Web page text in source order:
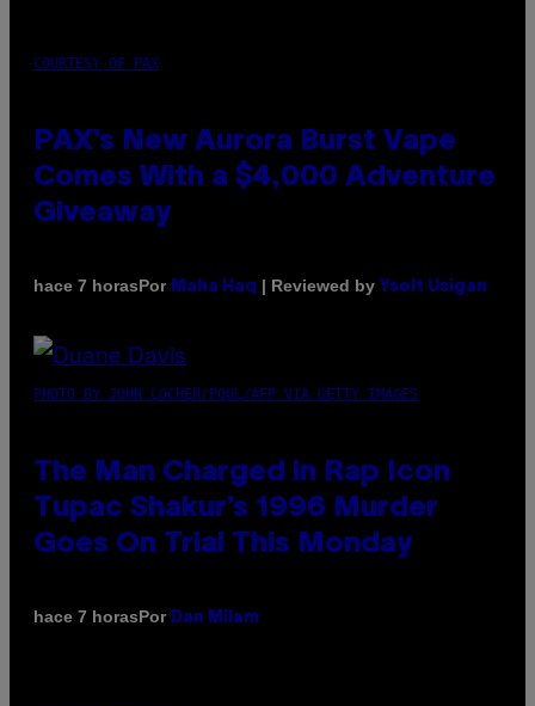
COURTESY OF PAX
PAX’s New Aurora Burst Vape
Comes With a $4,000 Adventure
Giveaway
hace 7 horasPor Maha Haq | Reviewed by Ysolt Usigan
PHOTO BY JOHN LOCHER/POOL/AFP VIA GETTY IMAGES
The Man Charged in Rap Icon
Tupac Shakur’s 1996 Murder
Goes On Trial This Monday
hace 7 horasPor Dan Milam